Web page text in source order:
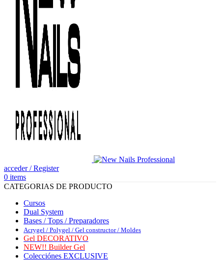
acceder / Register
0 items
CATEGORIAS DE PRODUCTO
Cursos
Dual System
Bases / Tops / Preparadores
Acrygel / Polygel / Gel constructor / Moldes
Gel DECORATIVO
NEW!! Builder Gel
Colecciónes EXCLUSIVE